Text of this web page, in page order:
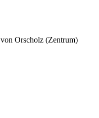
von Orscholz (Zentrum)